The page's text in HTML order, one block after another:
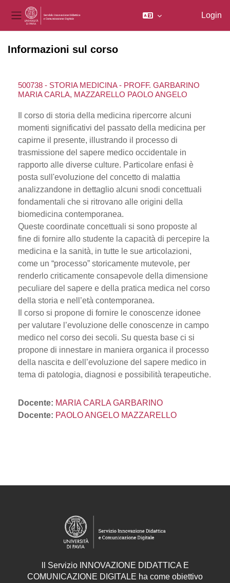
Pannello laterale
Login
Informazioni sul corso
500738 - STORIA MEDICINA - PROFF. GARBARINO
MARIA CARLA, MAZZARELLO PAOLO ANGELO
Il corso di storia della medicina ripercorre alcuni
momenti significativi del passato della medicina per
capirne il presente, illustrando il processo di
trasmissione del sapere medico occidentale in
rapporto alle diverse culture. Particolare enfasi è
posta sull'evoluzione del concetto di malattia
analizzandone in dettaglio alcuni snodi concettuali
fondamentali che si ritrovano alle origini della
biomedicina contemporanea.
Queste coordinate concettuali si sono proposte al
fine di fornire allo studente la capacità di percepire la
medicina e la sanità, in tutte le sue articolazioni,
come un “processo” storicamente mutevole, per
renderlo criticamente consapevole della dimensione
peculiare del sapere e della pratica medica nel corso
della storia e nell’età contemporanea.
Il corso si propone di fornire le conoscenze idonee
per valutare l’evoluzione delle conoscenze in campo
medico nel corso dei secoli. Su questa base ci si
propone di innestare in maniera organica il processo
della nascita e dell’evoluzione del sapere medico in
tema di patologia, diagnosi e possibilità terapeutiche.
Docente: MARIA CARLA GARBARINO
Docente: PAOLO ANGELO MAZZARELLO
Servizio INNOVAZIONE DIDATTICA E
COMUNICAZIONE DIGITALE ha come obiettivo